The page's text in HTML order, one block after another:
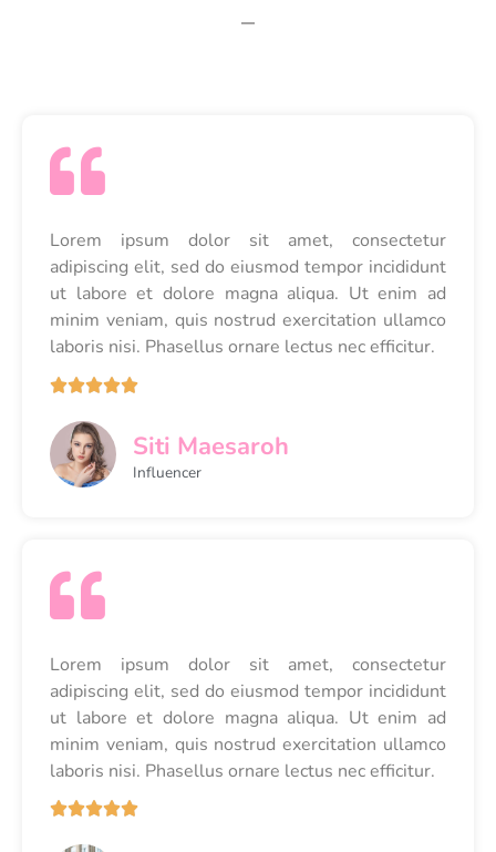
Lorem ipsum dolor sit amet, consectetur
adipiscing elit, sed do eiusmod tempor incididunt
ut labore et dolore magna aliqua. Ut enim ad
minim veniam, quis nostrud exercitation ullamco
laboris nisi. Phasellus ornare lectus nec efficitur.

Siti Maesaroh
Influencer
Lorem ipsum dolor sit amet, consectetur
adipiscing elit, sed do eiusmod tempor incididunt
ut labore et dolore magna aliqua. Ut enim ad
minim veniam, quis nostrud exercitation ullamco
laboris nisi. Phasellus ornare lectus nec efficitur.
